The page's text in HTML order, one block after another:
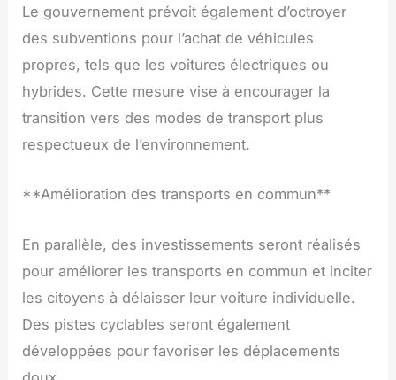
Le gouvernement prévoit également d’octroyer
des subventions pour l’achat de véhicules
propres, tels que les voitures électriques ou
hybrides. Cette mesure vise à encourager la
transition vers des modes de transport plus
respectueux de l’environnement.
**Amélioration des transports en commun**
En parallèle, des investissements seront réalisés
pour améliorer les transports en commun et inciter
les citoyens à délaisser leur voiture individuelle.
Des pistes cyclables seront également
développées pour favoriser les déplacements